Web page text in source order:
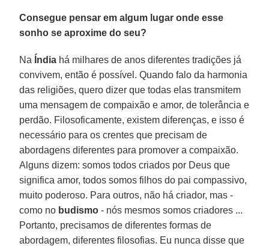
Consegue pensar em algum lugar onde esse
sonho se aproxime do seu?
Na Índia há milhares de anos diferentes tradições já
convivem, então é possível. Quando falo da harmonia
das religiões, quero dizer que todas elas transmitem
uma mensagem de compaixão e amor, de tolerância e
perdão. Filosoficamente, existem diferenças, e isso é
necessário para os crentes que precisam de
abordagens diferentes para promover a compaixão.
Alguns dizem: somos todos criados por Deus que
significa amor, todos somos filhos do pai compassivo,
muito poderoso. Para outros, não há criador, mas -
como no budismo - nós mesmos somos criadores ...
Portanto, precisamos de diferentes formas de
abordagem, diferentes filosofias. Eu nunca disse que